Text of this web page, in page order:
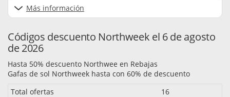
Más información
Códigos descuento Northweek el 6 de agosto
de 2026
Hasta 50% descuento Northwee en Rebajas
Gafas de sol Northweek hasta con 60% de descuento
Total ofertas
16